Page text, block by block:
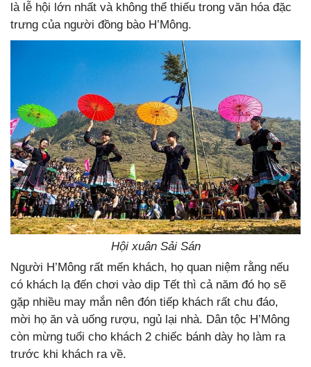
là lễ hội lớn nhất và không thể thiếu trong văn hóa đặc
trưng của người đồng bào H’Mông.
Hội xuân Sải Sán
Người H’Mông rất mến khách, họ quan niệm rằng nếu
có khách lạ đến chơi vào dịp Tết thì cả năm đó họ sẽ
gặp nhiều may mắn nên đón tiếp khách rất chu đáo,
mời họ ăn và uống rượu, ngủ lại nhà. Dân tộc H’Mông
còn mừng tuổi cho khách 2 chiếc bánh dày họ làm ra
trước khi khách ra về.